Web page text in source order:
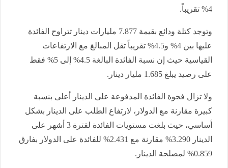
4% تقريباً.
وتوجد كتلة ودائع بقيمة 7.877 مليارات دينار تتراوح الفائدة
عليها بين 4% و4.5% تقريباً تقل المبالغ مع الارتفاعات
القياسية حيث إن نسبة الفائدة البالغة 4.5% إلى 5% فقط
على رصيد يبلغ 1.685 مليار دينار.
ولا تزال فجوة الفائدة المدفوعة على الدينار أعلى بنسبة
كبيرة مقارنة مع الدولار، لارتفاع الطلب على الدينار بشكل
أساسي، حيث بلغت مستويات الفائدة لفترة 3 أشهر على
الدينار 3.290% مقارنة مع 2.431% للفائدة على الدولار بفارق
0.859% لمصلحة الدينار.